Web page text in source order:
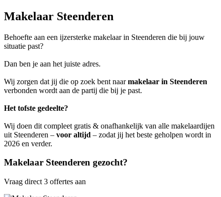
Makelaar Steenderen
Behoefte aan een ijzersterke makelaar in Steenderen die bij jouw
situatie past?
Dan ben je aan het juiste adres.
Wij zorgen dat jij die op zoek bent naarmakelaar in Steenderen
verbonden wordt aan de partij die bij je past.
Het tofste gedeelte?
Wij doen dit compleet gratis & onafhankelijk van alle makelaardijen
uit Steenderen – voor altijd – zodat jij het beste geholpen wordt in
2026 en verder.
Makelaar Steenderen gezocht?
Vraag direct 3 offertes aan